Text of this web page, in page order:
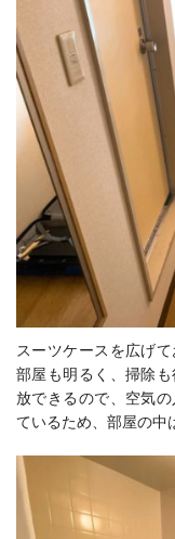
スーツケースを広げ
部屋も明るく、掃除
放できるので、空気
ているため、部屋の中